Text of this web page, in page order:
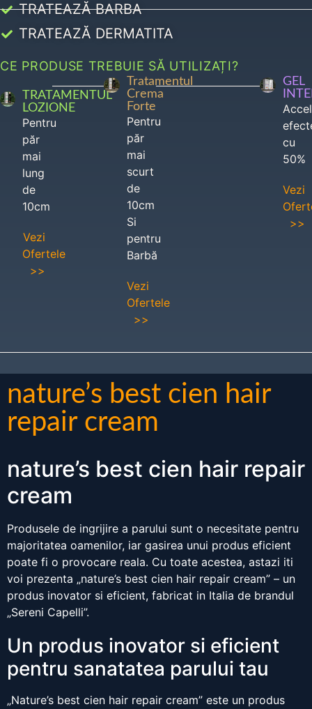
TRATEAZĂ BARBA
TRATEAZĂ DERMATITA
CE PRODUSE TREBUIE SĂ UTILIZAȚI?
TRATAMENTUL
LOZIONE
Pentru
păr
mai
lung
de
10cm
Vezi
Ofertele
>>
Tratamentul
Crema
Forte
Pentru
păr
mai
scurt
de
10cm
Si
pentru
Barbă
Vezi
Ofertele
>>
GEL
cu
50%
Vezi
>>
nature’s best cien hair
repair cream
nature’s best cien hair repair
cream
Produsele de ingrijire a parului sunt o necesitate pentru
majoritatea oamenilor, iar gasirea unui produs eficient
poate fi o provocare reala. Cu toate acestea, astazi iti
voi prezenta „nature’s best cien hair repair cream” – un
produs inovator si eficient, fabricat in Italia de brandul
„Sereni Capelli”.
Un produs inovator si eficient
pentru sanatatea parului tau
„Nature’s best cien hair repair cream” este un produs